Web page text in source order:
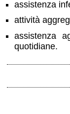
assistenza
attività
assistenza
quotidiane.